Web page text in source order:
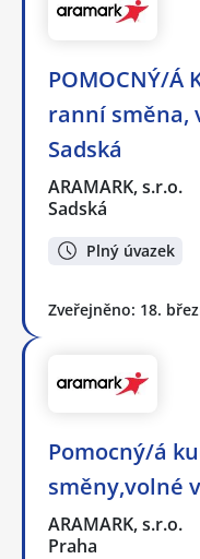
POMOCNÝ/Á
ranní směna,
Sadská
ARAMARK, s.r.o.
Sadská
Plný úvazek
Zveřejněno: 18.
Pomocný/á
směny,volné
ARAMARK, s.r.o.
Praha